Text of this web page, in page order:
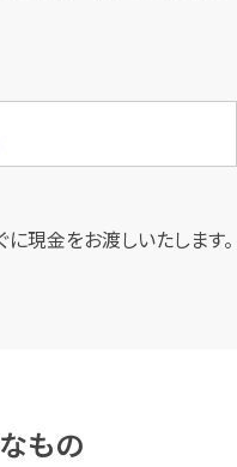
現金をお渡しいたします。
もの